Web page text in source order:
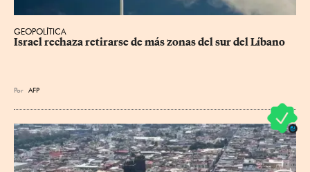
GEOPOLÍTICA
Israel rechaza retirarse de más zonas del sur del Líbano
Por AFP